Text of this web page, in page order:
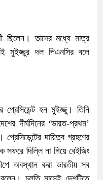
ছিলেন। তাদের মধ্যে মাত্র
মুইজ্জুর দল পিএনসির বলে
প্রেসিডেন্ট হন মুইজ্জু। তিনি
দীর্ঘদিনের ‘ভারত-প্রথম’
দায়িত্ব গ্রহণের
দিল্লি না গিয়ে বেইজিং
অবস্থান করা ভারতীয় সব